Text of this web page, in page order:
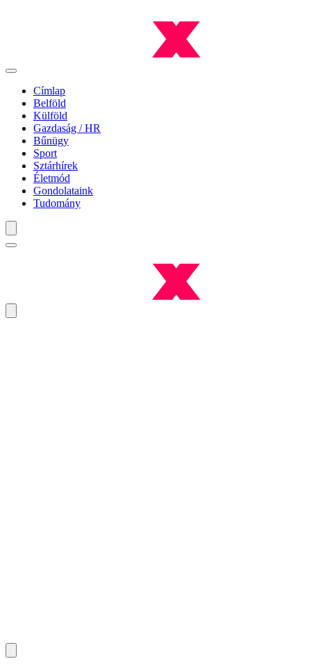
Címlap
Belföld
Külföld
Gazdaság / HR
Bűnügy
Sport
Sztárhírek
Életmód
Gondolataink
Tudomány